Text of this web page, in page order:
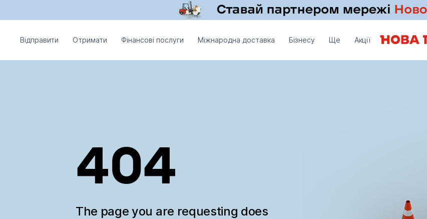
Відправити Отримати Фінансові послуги Міжнародна доставка Бізнесу Ще Акції
404
The page you are requesting does